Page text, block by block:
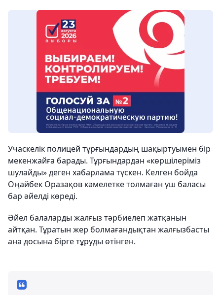
Учаскелік полицей тұрғындардың шақыртуымен бір
мекенжайға барады. Тұрғындардан «көршілеріміз
шулайды» деген хабарлама түскен. Келген бойда
Оңайбек Оразақов кәмелетке толмаған үш баласы
бар әйелді көреді.
Әйел балаларды жалғыз тәрбиелеп жатқанын
айтқан. Тұратын жер болмағандықтан жалғызбасты
ана досына бірге тұруды өтінген.